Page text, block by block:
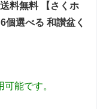
料無料 【さくホ
個選べる 和讃盆く
能です。